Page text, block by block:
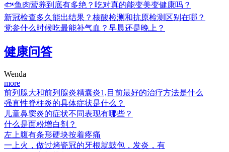
🐟鱼肉营养到底有多绝？吃对真的能变美变健康吗？
新冠检查多久能出结果？核酸检测和抗原检测区别在哪？
党参什么时候吃最能补气血？早晨还是晚上？
健康问答
Wenda
more
前列腺大和前列腺炎精囊炎1,目前最好的治疗方法是什么
强直性脊柱炎的具体症状是什么？
儿童鼻窦炎的症状不同表现有哪些？
什么是面粉增白剂？
左上腹有条形硬块按着疼痛
一上火，做过烤瓷冠的牙根就鼓包，发炎，有